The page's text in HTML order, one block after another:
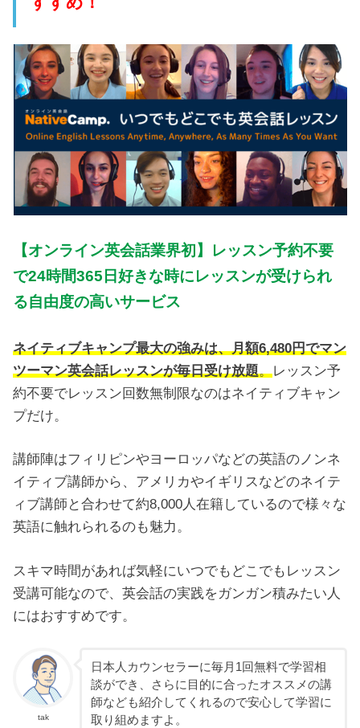
【オンライン英会話業界初】レッスン予約不要
で24時間365日好きな時にレッスンが受けられ
る自由度の高いサービス
ネイティブキャンプ最大の強みは、月額6,480円でマン
ツーマン英会話レッスンが毎日受け放題。レッスン予
約不要でレッスン回数無制限なのはネイティブキャン
プだけ。
講師陣はフィリピンやヨーロッパなどの英語のノンネ
イティブ講師から、アメリカやイギリスなどのネイテ
ィブ講師と合わせて約8,000人在籍しているので様々な
英語に触れられるのも魅力。
スキマ時間があれば気軽にいつでもどこでもレッスン
受講可能なので、英会話の実践をガンガン積みたい人
にはおすすめです。
tak
日本人カウンセラーに毎月1回無料で学習相
談ができ、さらに目的に合ったオススメの講
師なども紹介してくれるので安心して学習に
取り組めますよ。